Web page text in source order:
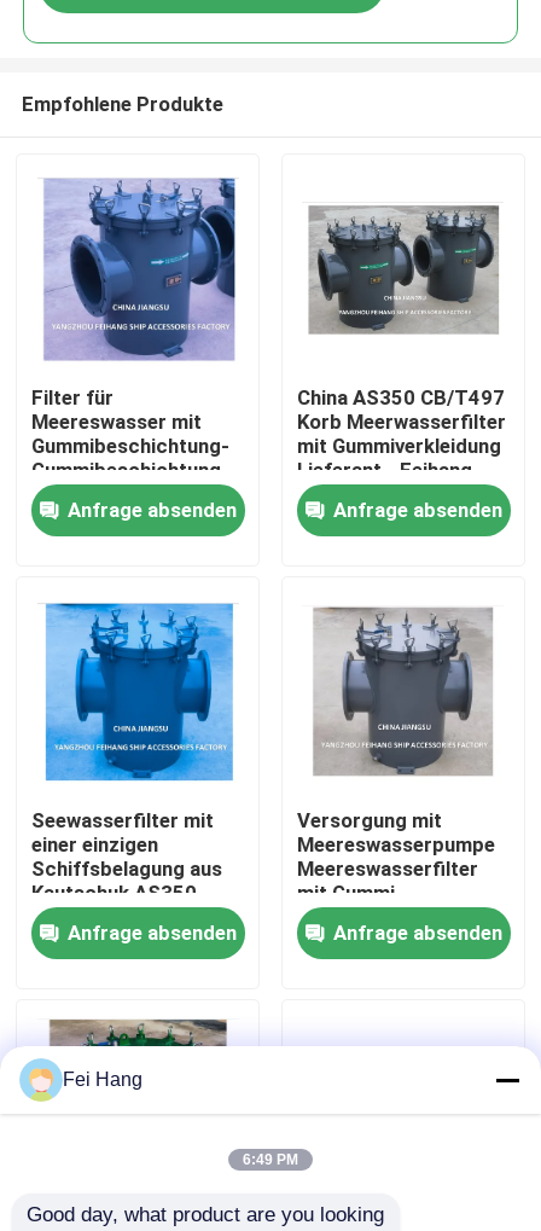
Startseite
Produkte
Über uns
Fabrik Tour
Qualitätskontrolle
Kontakt
Marine-Entlüftungskopf
Marine Sea Water Strainer
Empfohlene Produkte
Filter für
Meereswasser mit
Gummibeschichtung-
Gummibeschichtung
Grobwasserfilter für
Kühlsystem für
Meereswasser AS350
Anfrage absenden
China AS350 CB/T497
Korb Meerwasserfilter
mit Gummiverkleidung
Lieferant - Feihang
Marine
Anfrage absenden
Seewasserfilter mit
einer einzigen
Schiffsbelagung aus
Kautschuk AS350
CB/T497-2012
Seewasserfilter mit
einer einzigen
Kautschuk
Anfrage absenden
Versorgung mit
Meereswasserpumpe
Meereswasserfilter
mit Gummi,
Inhalationsfilter
AS350 CB/T 497-94 -
Feihang Marine
Anfrage absenden
Fei Hang
6:49 PM
Good day, what product are you looking